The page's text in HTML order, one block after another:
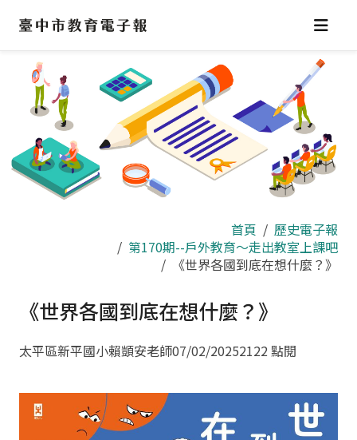
區
首頁
歷史電子報
第170期--戶外教育～走出教室上課吧
《世界各國到底在想什麼？》
《世界各國到底在想什麼？》
太平區新平國小賴顗安老師07/02/20252122 點閱